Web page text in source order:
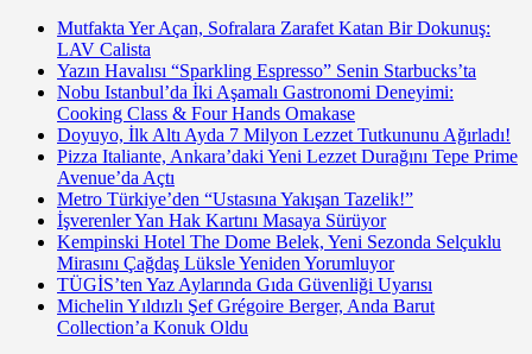
Mutfakta Yer Açan, Sofralara Zarafet Katan Bir Dokunuş:
LAV Calista
Yazın Havalısı “Sparkling Espresso” Senin Starbucks’ta
Nobu Istanbul’da İki Aşamalı Gastronomi Deneyimi:
Cooking Class & Four Hands Omakase
Doyuyo, İlk Altı Ayda 7 Milyon Lezzet Tutkununu Ağırladı!
Pizza Italiante, Ankara’daki Yeni Lezzet Durağını Tepe Prime
Avenue’da Açtı
Metro Türkiye’den “Ustasına Yakışan Tazelik!”
İşverenler Yan Hak Kartını Masaya Sürüyor
Kempinski Hotel The Dome Belek, Yeni Sezonda Selçuklu
Mirasını Çağdaş Lüksle Yeniden Yorumluyor
TÜGİS’ten Yaz Aylarında Gıda Güvenliği Uyarısı
Michelin Yıldızlı Şef Grégoire Berger, Anda Barut
Collection’a Konuk Oldu